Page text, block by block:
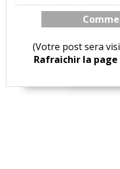
(Votre post sera
Rafraichir la page